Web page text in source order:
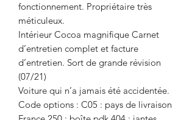
fonctionnement. Propriétaire très
méticuleux.
Intérieur Cocoa magnifique Carnet
d’entretien complet et facture
d’entretien. Sort de grande révision
(07/21)
Voiture qui n’a jamais été accidentée.
Code options : C05 : pays de livraison